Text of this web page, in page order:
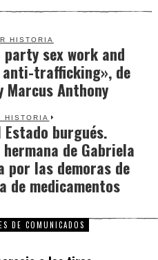
HISTORIA
Previous
post:
party sex work and
trafficking», de
Marcus Anthony
HISTORIA
Next
post:
burgués.
de Gabriela
las demoras de
de medicamentos
DE COMUNICADOS